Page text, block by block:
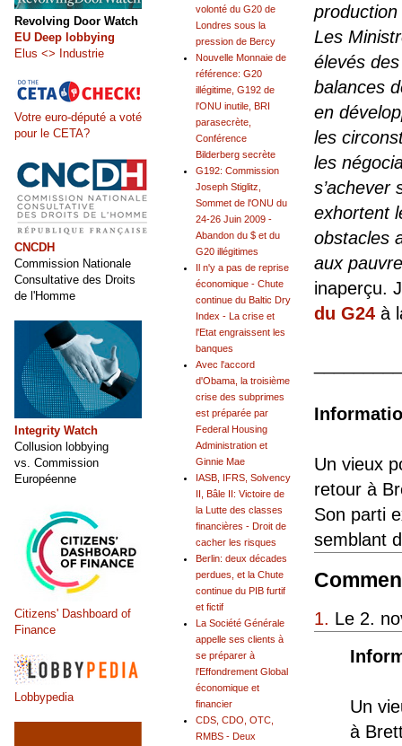
Les
élevés
balances
en
les
les
s’achever
exhortent
obstacles
aux
inaperçu.
du G24 à
Un vieux
retour à
Son parti
semblant
1. Le 2.
Un
à
volonté du G20 de
Londres sous la
pression de Bercy
Nouvelle Monnaie de
référence: G20
illégitime, G192 de
l'ONU inutile, BRI
parasecrète,
Conférence
Bilderberg secrète
G192: Commission
Joseph Stiglitz,
Sommet de l'ONU du
24-26 Juin 2009 -
Abandon du $ et du
G20 illégitimes
Il n'y a pas de reprise
économique - Chute
continue du Baltic Dry
Index - La crise et
l'Etat engraissent les
banques
Avec l'accord
d'Obama, la troisième
crise des subprimes
est préparée par
Federal Housing
Administration et
Ginnie Mae
IASB, IFRS, Solvency
II, Bâle II: Victoire de
la Lutte des classes
financières - Droit de
cacher les risques
Berlin: deux décades
perdues, et la Chute
continue du PIB furtif
et fictif
La Société Générale
appelle ses clients à
se préparer à
l'Effondrement Global
économique et
financier
CDS, CDO, OTC,
RMBS - Deux
Revolving Door Watch
EU Deep lobbying
Elus <> Industrie
Votre euro-député a voté
pour le CETA?
CNCDH
Commission Nationale
Consultative des Droits
de l'Homme
Integrity Watch
Collusion lobbying
vs. Commission
Européenne
Citizens' Dashboard of
Finance
Lobbypedia